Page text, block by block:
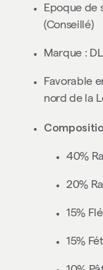
Epoque de
(Conseillé)
Marque :
Favorable
nord de la
40%
20%
15%
15%